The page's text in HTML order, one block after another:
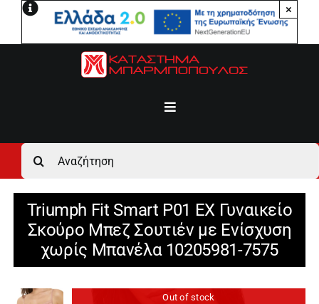
Μετάβαση
×
Toggle
Αρχική
Ανδρικά
Γυναικεία
Αγόρι
Αναζήτηση
για:
Triumph Fit Smart P01 EX Γυναικείο
Σκούρο Μπεζ Σουτιέν με Ενίσχυση
χωρίς Μπανέλα 10205981-7575
Out of stock